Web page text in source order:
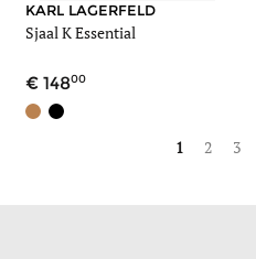
KARL LAGERFELD
Sjaal K Essential
14800
1 2 3